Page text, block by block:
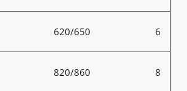
620/650 6
820/860 8